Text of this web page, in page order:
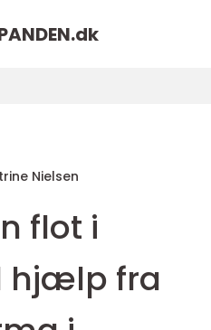
dk
Nielsen
flot i
hjælp fra